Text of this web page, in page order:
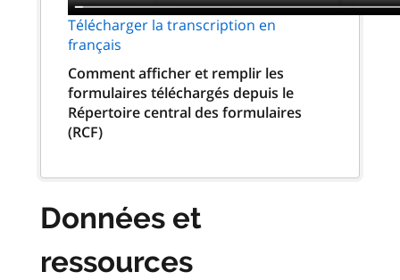
Télécharger la transcription en
français
Comment afficher et remplir les
formulaires téléchargés depuis le
Répertoire central des formulaires
(RCF)
Données et
ressources